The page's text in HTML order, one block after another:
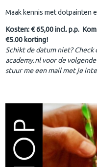
Maak kennis met dotpainten
​Kosten: € 65,00 incl. p.p.
€5.00 korting!
Schikt de datum niet?
academy.nl voor de
stuur me een mail met je